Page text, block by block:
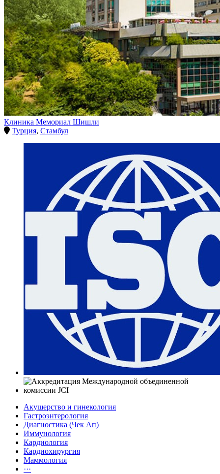
Клиника Мемориал Шишли
Турция, Стамбул
Акушерство и гинекология
Гастроэнтерология
Диагностика (Чек Ап)
Иммунология
Кардиология
Кардиохирургия
Маммология
···